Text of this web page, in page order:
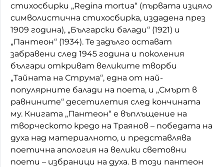
стихосбирки „Regina mortua“ (първата изцяло
символистична стихосбирка, издадена през
1909 година), „Български балади“ (1921) и
„Пантеон“ (1934). Те задълго остават
забравени след 1945 година и поколения
българи откриват великите творби
„Тайната на Струма“, една от най-
популярните балади на поета, и „Смърт в
равнините“ десетилетия след кончината
му. Книгата „Пантеон“ е въплъщение на
творческото кредо на Траянов – победата на
духа над материалното, и представлява
поетична апология на велики световни
поети – избраници на духа. В този пантеон